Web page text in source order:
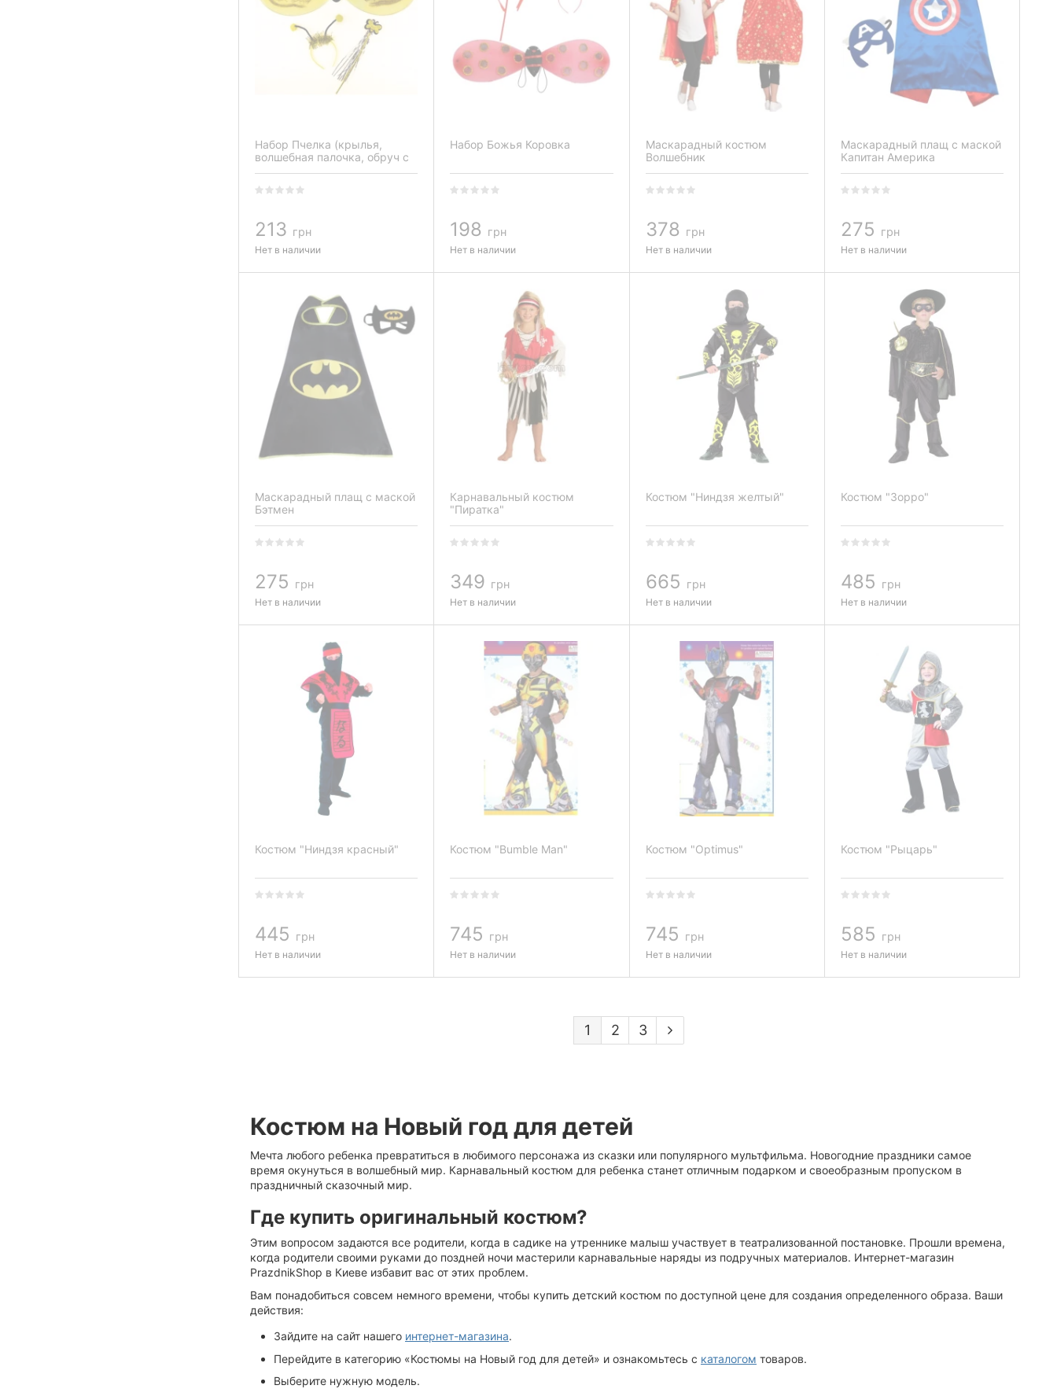
Костюм на Новый год для детей
Мечта любого ребенка превратиться в любимого персонажа из сказки или популярного мультфильма. Новогодние праздники самое
время окунуться в волшебный мир. Карнавальный костюм для ребенка станет отличным подарком и своеобразным пропуском в
праздничный сказочный мир.
Где купить оригинальный костюм?
Этим вопросом задаются все родители, когда в садике на утреннике малыш участвует в театрализованной постановке. Прошли времена,
когда родители своими руками до поздней ночи мастерили карнавальные наряды из подручных материалов. Интернет-магазин
PrazdnikShop в Киеве избавит вас от этих проблем.
Вам понадобиться совсем немного времени, чтобы купить детский костюм по доступной цене для создания определенного образа. Ваши
действия:
Зайдите на сайт нашего интернет-магазина.
Перейдите в категорию «Костюмы на Новый год для детей» и ознакомьтесь с каталогом товаров.
Выберите нужную модель.
Набор Пчелка (крылья,
волшебная палочка, обруч с
213 грн
Нет в наличии
Набор Божья Коровка
198 грн
Нет в наличии
Маскарадный костюм
Волшебник
378 грн
Нет в наличии
Маскарадный плащ с маской
Капитан Америка
275 грн
Нет в наличии
Маскарадный плащ с маской
Бэтмен
275 грн
Нет в наличии
Карнавальный костюм
"Пиратка"
349 грн
Нет в наличии
Костюм "Ниндзя желтый"
665 грн
Нет в наличии
Костюм "Зорро"
485 грн
Нет в наличии
Костюм "Ниндзя красный"
445 грн
Нет в наличии
Костюм "Bumble Man"
745 грн
Нет в наличии
Костюм "Optimus"
745 грн
Нет в наличии
Костюм "Рыцарь"
585 грн
Нет в наличии
1 2 3